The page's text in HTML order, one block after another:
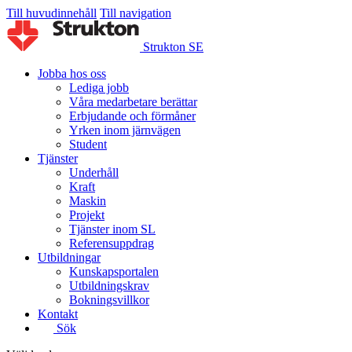
Till huvudinnehåll Till navigation
Strukton SE
Jobba hos oss
Lediga jobb
Våra medarbetare berättar
Erbjudande och förmåner
Yrken inom järnvägen
Student
Tjänster
Underhåll
Kraft
Maskin
Projekt
Tjänster inom SL
Referensuppdrag
Utbildningar
Kunskapsportalen
Utbildningskrav
Bokningsvillkor
Kontakt
Sök